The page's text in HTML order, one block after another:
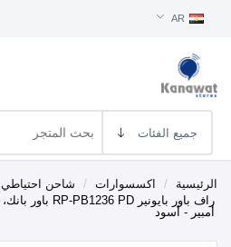
AR
الرئيسية / اكسسوارات / شاحن احتياطي
أمبير - أسود